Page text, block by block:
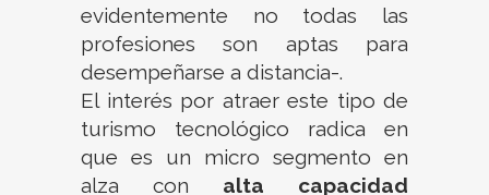
evidentemente no todas las
profesiones son aptas para
desempeñarse a distancia-.
El interés por atraer este tipo de
turismo tecnológico radica en
que es un micro segmento en
alza con alta
capacidad